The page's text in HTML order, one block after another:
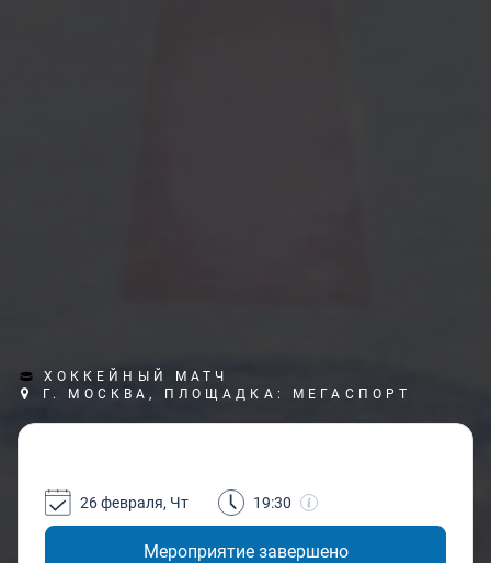
ХОККЕЙНЫЙ МАТЧ
Г. МОСКВА, ПЛОЩАДКА: МЕГАСПОРТ
Мероприятие завершено
26 февраля, Чт 19:30